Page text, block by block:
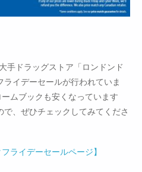
手ドラッグストア「ロンドンド
イデーセールが行われていま
ムブックも安くなっています
、ぜひチェックしてみてくださ
ライデーセールページ】